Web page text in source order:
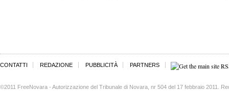
CONTATTI REDAZIONE PUBBLICITÀ PARTNERS
©2011 FreeNovara - Autorizzazione del Tribunale di Novara, nr 504 del 17 febbraio 2011.